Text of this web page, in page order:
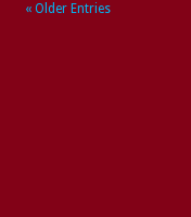
« Older Entries